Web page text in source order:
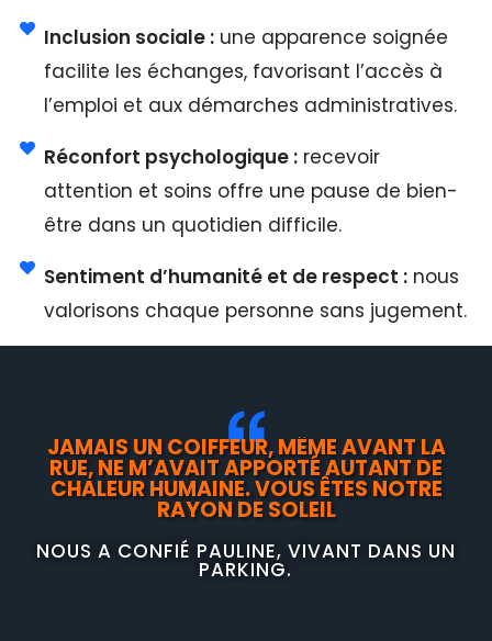
Inclusion sociale : une apparence soignée
facilite les échanges, favorisant l’accès à
l’emploi et aux démarches administratives.
Réconfort psychologique : recevoir
attention et soins offre une pause de bien-
être dans un quotidien difficile.
Sentiment d’humanité et de respect : nous
valorisons chaque personne sans jugement.
JAMAIS UN COIFFEUR, MÊME AVANT LA
RUE, NE M’AVAIT APPORTÉ AUTANT DE
CHALEUR HUMAINE. VOUS ÊTES NOTRE
RAYON DE SOLEIL
NOUS A CONFIÉ PAULINE, VIVANT DANS UN
PARKING.